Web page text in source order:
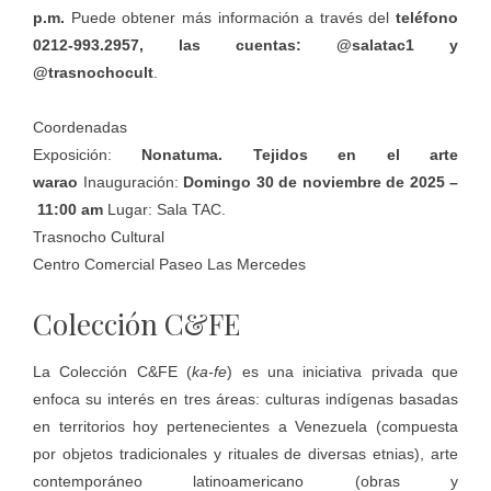
p.m. Puede obtener más información a través del teléfono
0212-993.2957, las cuentas: @salatac1 y
@trasnochocult
Coordenadas
Exposición: Nonatuma. Tejidos en el arte
warao Inauguración: Domingo 30 de noviembre de 2025 –
11:00 am Lugar: Sala TAC.
Trasnocho Cultural
Centro Comercial Paseo Las Mercedes
Colección C&FE
La Colección C&FE (ka-fe) es una iniciativa privada que
enfoca su interés en tres áreas: culturas indígenas basadas
en territorios hoy pertenecientes a Venezuela (compuesta
por objetos tradicionales y rituales de diversas etnias), arte
contemporáneo latinoamericano (obras y